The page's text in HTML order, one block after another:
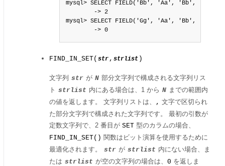
mysql> SELECT FIELD('Bb', 'Aa', 'Bb',
        -> 2
mysql> SELECT FIELD('Gg', 'Aa', 'Bb',
        -> 0
FIND_IN_SET( str , strlist )
文字列 str が N 部分文字列で構成される文字列リス
ト strlist 内にある場合は、1 から N までの範囲内
の値を返します。 文字列リストは、
, 文字で区切られ
た部分文字列で構成された文字列です。 最初の引数が
定数文字列で、2 番目が SET 型のカラムの場合、
FIND_IN_SET() 関数はビット演算を使用するために
最適化されます。 str が strlist 内にない場合、ま
たは strlist が空の文字列の場合は、 0 を返しま